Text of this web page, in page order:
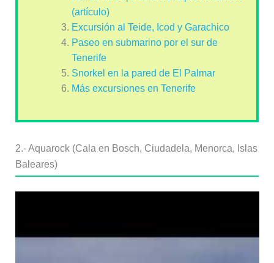
(artículo)
Excursión al Teide, Icod y Garachico
Paseo en submarino por el sur de
Tenerife
Snorkel en la pared de El Palmar
Más excursiones en Tenerife
2.- Aquarock (Cala en Bosch, Ciudadela, Menorca, Islas
Baleares)